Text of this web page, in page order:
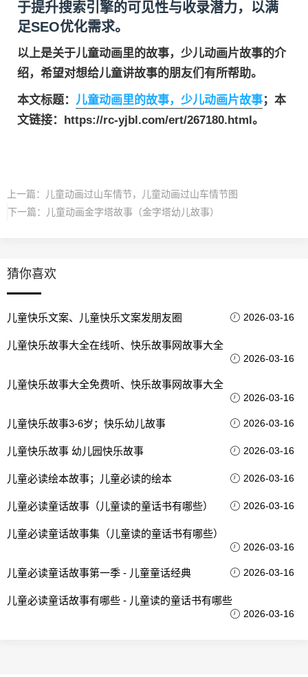
于提升搜索引擎的可见性与收录潜力，以满
足SEO优化需求。
以上是关于儿童动画里的故事，少儿动画片故事的介
绍，希望对想给儿童讲故事的朋友们有所帮助。
本文标题： 儿童动画里的故事，少儿动画片故事；本
文链接：https://rc-yjbl.com/ert/267180.html。
上一篇：
儿童动画过山车情节，儿童动画过山车情节图
下一篇：
儿童动画金字塔故事（金字塔幼儿故事）
猜你喜欢
儿童快乐文案、儿童快乐文案发朋友圈 2026-03-16
儿童快乐故事大全在线听、快乐故事网故事大全
2026-03-16
儿童快乐故事大全免费听、快乐故事网故事大全
2026-03-16
儿童快乐故事3-6岁；快乐幼儿故事 2026-03-16
儿童快乐故事 幼儿园快乐故事 2026-03-16
儿童必读绘本故事；儿童必读的绘本 2026-03-16
儿童必读童话故事（儿童读的童话书有哪些） 2026-03-16
儿童必读童话故事集（儿童读的童话书有哪些）
2026-03-16
儿童必读童话故事第一季 - 儿童童话经典 2026-03-16
儿童必读童话故事有哪些 - 儿童读的童话书有哪些
2026-03-16